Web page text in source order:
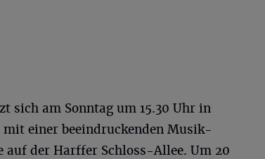
sich am Sonntag um 15.30 Uhr in
mit einer beeindruckenden Musik-
auf der Harffer Schloss-Allee. Um 20